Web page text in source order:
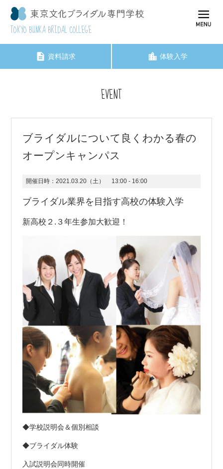
TOKYO BUNKA BRIDAL COLLEGE
資料請求 体験入学
EVENT
ブライダルについて良くわかる春の
オープンキャンパス
開催日時： 2021.03.20（土） 13:00 - 16:00
ブライダル業界を目指す高校の体験入学
新高校２.３年生参加大歓迎！
◆学校説明会＆個別相談
◆ブライダル体験
入試説明会同時開催